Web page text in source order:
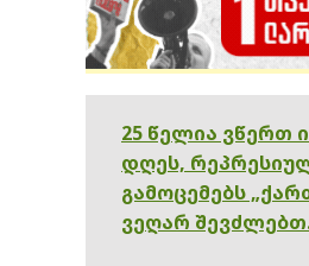
25 წელია ვწერთ
დღეს,
გამოცემებს
ვეღარ